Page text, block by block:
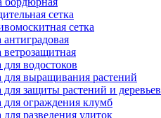
сетка
сетка
антиградовая
ветрозащитная
для водостоков
для выращивания растений
для защиты растений и деревьев
для ограждения клумб
для разведения улиток